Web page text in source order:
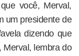
você, Merval,
um presidente de
dizendo que
Merval, lembra do